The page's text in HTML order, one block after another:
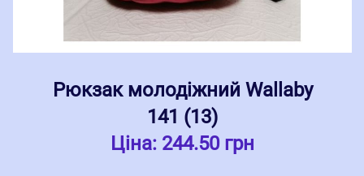
Рюкзак молодіжний Wallaby
141 (13)
Ціна: 244.50 грн